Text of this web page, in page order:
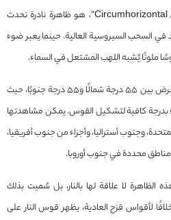
قوس النار، أو ما يُعرف علميًا بـ”Circumhorizontal Arcs”، هو ظاهرة نادرة تحدث
في السحب السيروسية العالية. حينما يعبر ضوء
ملونًا يُشبه اللهب المشتعل في السماء.
تظهر هذه الظاهرة غالبًا في خطوط العرض بين 55 درجة شمالًا و55 درجة جنوبًا، حيث
كافية لتشكيل القوس. يمكن مشاهدتها
وجنوب أستراليا، وأجزاء من جنوب أفريقيا،
محددة في جنوب أوروبا.
الظاهرة لا علاقة لها بالنار، بل سُميت بذلك
لأقواس قزح العادية، يظهر قوس النار على